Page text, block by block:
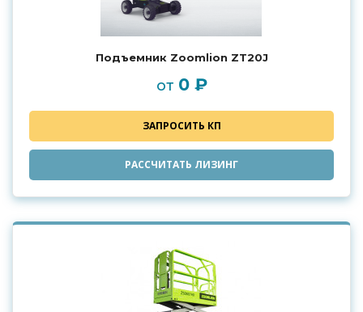
Подъемник Zoomlion ZT20J
от 0 ₽
ЗАПРОСИТЬ КП
РАССЧИТАТЬ ЛИЗИНГ